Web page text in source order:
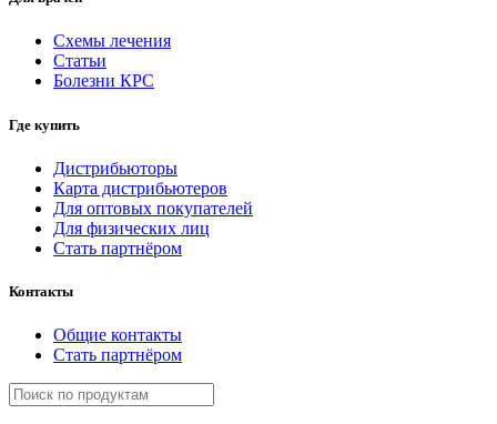
Схемы лечения
Статьи
Болезни КРС
Где купить
Дистрибьюторы
Карта дистрибьютеров
Для оптовых покупателей
Для физических лиц
Стать партнёром
Контакты
Общие контакты
Стать партнёром